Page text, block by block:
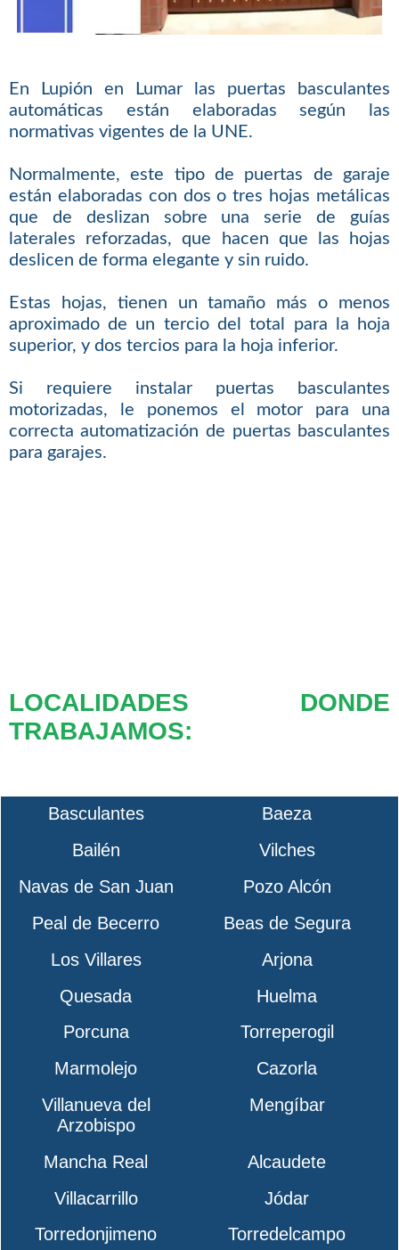
En Lupión en Lumar las puertas basculantes
automáticas están elaboradas según las
normativas vigentes de la UNE.
Normalmente, este tipo de puertas de garaje
están elaboradas con dos o tres hojas metálicas
que de deslizan sobre una serie de guías
laterales reforzadas, que hacen que las hojas
deslicen de forma elegante y sin ruido.
Estas hojas, tienen un tamaño más o menos
aproximado de un tercio del total para la hoja
superior, y dos tercios para la hoja inferior.
Si requiere instalar puertas basculantes
motorizadas, le ponemos el motor para una
correcta automatización de puertas basculantes
para garajes.
LOCALIDADES DONDE
TRABAJAMOS:
Basculantes
Baeza
Bailén
Vilches
Navas de San Juan
Pozo Alcón
Peal de Becerro
Beas de Segura
Los Villares
Arjona
Quesada
Huelma
Porcuna
Torreperogil
Marmolejo
Cazorla
Villanueva del
Arzobispo
Mengíbar
Mancha Real
Alcaudete
Villacarrillo
Jódar
Torredonjimeno
Torredelcampo